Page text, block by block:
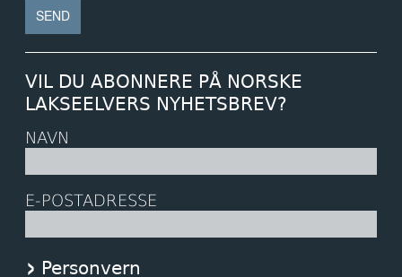
VIL DU ABONNERE PÅ NORSKE
LAKSEELVERS NYHETSBREV?
NAVN
E-POSTADRESSE
Personvern